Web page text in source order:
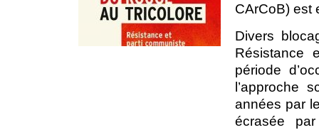
CArCoB) est
Divers
Résistance
période
l’approche
années par
écrasée